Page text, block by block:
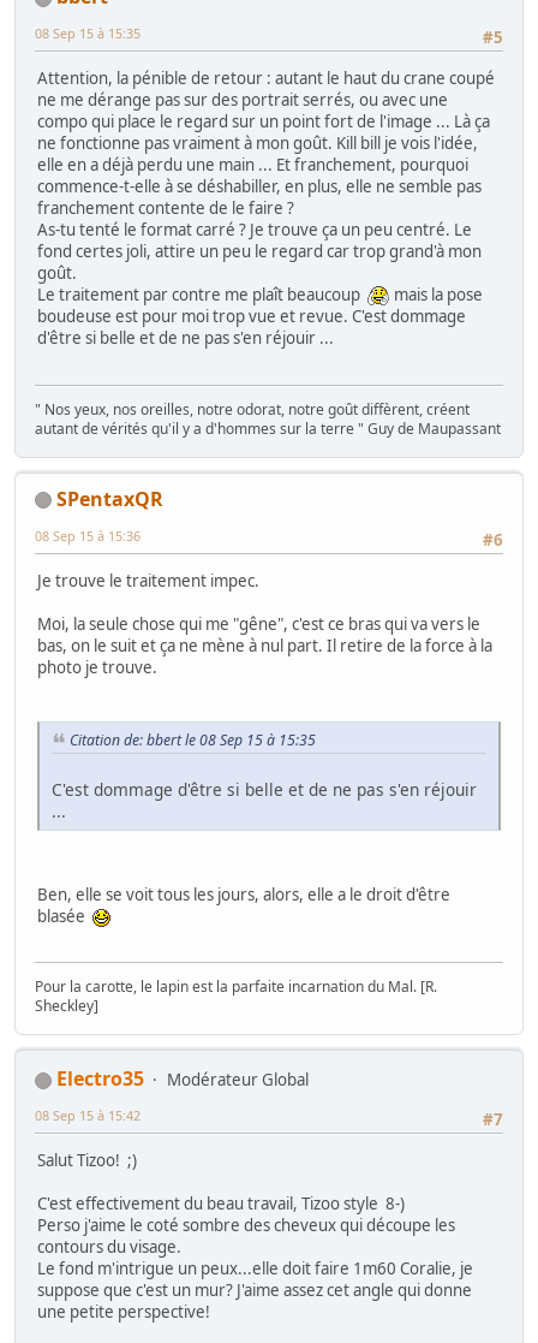
#5
08 Sep 15 à 15:35
Attention, la pénible de retour : autant le haut du crane coupé
ne me dérange pas sur des portrait serrés, ou avec une
compo qui place le regard sur un point fort de l'image ... Là ça
ne fonctionne pas vraiment à mon goût. Kill bill je vois l'idée,
elle en a déjà perdu une main ... Et franchement, pourquoi
commence-t-elle à se déshabiller, en plus, elle ne semble pas
franchement contente de le faire ?
As-tu tenté le format carré ? Je trouve ça un peu centré. Le
fond certes joli, attire un peu le regard car trop grand'à mon
goût.
Le traitement par contre me plaît beaucoup
mais la pose
boudeuse est pour moi trop vue et revue. C'est dommage
d'être si belle et de ne pas s'en réjouir ...
" Nos yeux, nos oreilles, notre odorat, notre goût diffèrent, créent
autant de vérités qu'il y a d'hommes sur la terre " Guy de Maupassant
SPentaxQR
#6
08 Sep 15 à 15:36
Je trouve le traitement impec.
Moi, la seule chose qui me "gêne", c'est ce bras qui va vers le
bas, on le suit et ça ne mène à nul part. Il retire de la force à la
photo je trouve.
Citation de: bbert le 08 Sep 15 à 15:35
C'est dommage d'être si belle et de ne pas s'en réjouir
...
Ben, elle se voit tous les jours, alors, elle a le droit d'être
blasée
Pour la carotte, le lapin est la parfaite incarnation du Mal. [R.
Sheckley]
Electro35
Modérateur Global
#7
08 Sep 15 à 15:42
Salut Tizoo! ;)
C'est effectivement du beau travail, Tizoo style 8-)
Perso j'aime le coté sombre des cheveux qui découpe les
contours du visage.
Le fond m'intrigue un peux...elle doit faire 1m60 Coralie, je
suppose que c'est un mur? J'aime assez cet angle qui donne
une petite perspective!